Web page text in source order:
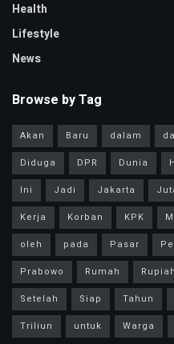
Health
Lifestyle
News
Browse by Tag
Akan Baru dalam
Diduga
DPR Dunia
Ini
Jadi Jakarta
Kerja
Korban KPK
oleh
pada Pasar
Prabowo
Rumah Rupiah
Setelah
Siap Tahun
Triliun
untuk Warga